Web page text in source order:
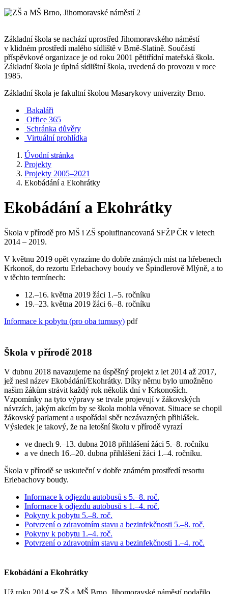
Základní škola se nachází uprostřed Jihomoravského náměstí
v klidném prostředí malého sídliště v Brně-Slatině. Součástí
příspěvkové organizace je od roku 2001 pětitřídní mateřská škola.
Základní škola je úplná sídlištní škola, uvedená do provozu v roce
1985.
Základní škola je fakultní školou Masarykovy univerzity Brno.
Bakaláři
Office 365
Schránka důvěry
Virtuální prohlídka
Úvodní stránka
Projekty
Projekty 2005–2021
Ekobádání a Ekohrátky
Ekobádání a Ekohrátky
Škola v přírodě pro MŠ i ZŠ spolufinancovaná SFŽP ČR v letech
2014 – 2019.
V květnu 2019 opět vyrazíme do dobře známých míst na hřebenech
Krkonoš, do rezortu Erlebachovy boudy ve Špindlerově Mlýně, a to
v těchto termínech:
12.–16. května 2019 žáci 1.–5. ročníku
19.–23. května 2019 žáci 6.–8. ročníku
Informace k pobytu (pro oba turnusy) pdf
Škola v přírodě 2018
V dubnu 2018 navazujeme na úspěšný projekt z let 2014 až 2017,
jež nesl název Ekobádání/Ekohrátky. Díky němu bylo umožněno
našim žákům strávit každý rok několik dní v Krkonoších.
Vzpomínky na tyto výpravy se trvale projevují v žákovských
návrzích, jakým akcím by se škola mohla věnovat. Situace se chopil
žákovský parlament a uspořádal sběr nezávazných přihlášek.
Výsledek je takový, že na letošní školu v přírodě vyrazí
ve dnech 9.–13. dubna 2018 přihlášení žáci 5.–8. ročníku
a ve dnech 16.–20. dubna přihlášení žáci 1.–4. ročníku.
Škola v přírodě se uskuteční v dobře známém prostředí resortu
Erlebachovy boudy.
Informace k odjezdu autobusů s 5.–8. roč.
Informace k odjezdu autobusů s 1.–4. roč.
Pokyny k pobytu 5.–8. roč.
Potvrzení o zdravotním stavu a bezinfekčnosti 5.–8. roč.
Pokyny k pobytu 1.–4. roč.
Potvrzení o zdravotním stavu a bezinfekčnosti 1.–4. roč.
Ekobádání a Ekohrátky
Už roku 2014 se ZŠ a MŠ Brno, Jihomoravské náměstí podařilo